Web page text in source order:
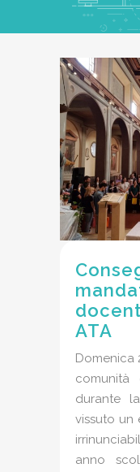
ATA
Domenica
comunità
durante
vissuto un
anno